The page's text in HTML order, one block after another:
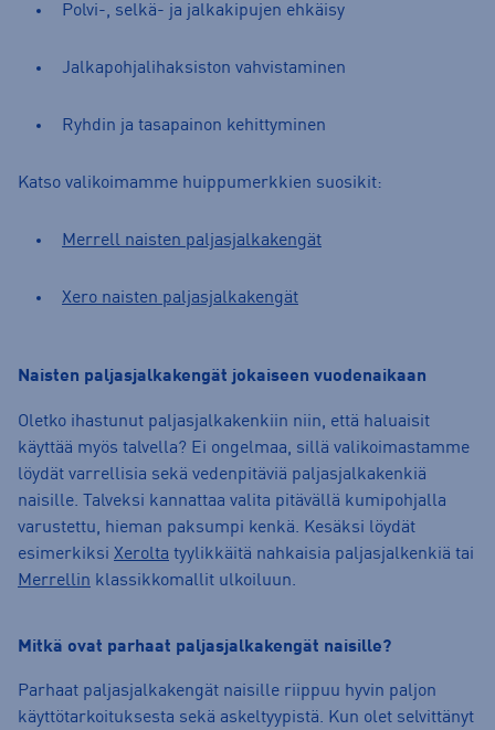
Polvi-, selkä- ja jalkakipujen ehkäisy
Jalkapohjalihaksiston vahvistaminen
Ryhdin ja tasapainon kehittyminen
Katso valikoimamme huippumerkkien suosikit:
Merrell naisten paljasjalkakengät
Xero naisten paljasjalkakengät
Naisten paljasjalkakengät jokaiseen vuodenaikaan
Oletko ihastunut paljasjalkakenkiin niin, että haluaisit
käyttää myös talvella? Ei ongelmaa, sillä valikoimastamme
löydät varrellisia sekä vedenpitäviä paljasjalkakenkiä
naisille. Talveksi kannattaa valita pitävällä kumipohjalla
varustettu, hieman paksumpi kenkä. Kesäksi löydät
esimerkiksi Xerolta tyylikkäitä nahkaisia paljasjalkenkiä tai
Merrellin klassikkomallit ulkoiluun.
Mitkä ovat parhaat paljasjalkakengät naisille?
Parhaat paljasjalkakengät naisille riippuu hyvin paljon
käyttötarkoituksesta sekä askeltyypistä. Kun olet selvittänyt